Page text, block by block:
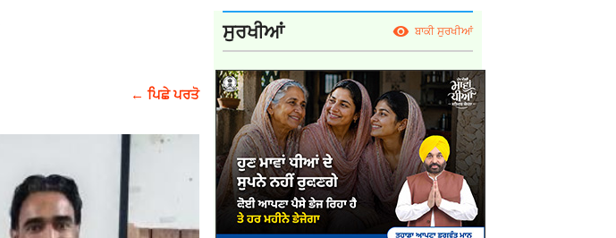
← ਪਿਛੇ ਪਰਤੋ
ਸੁਰਖੀਆਂ ਬਾਕੀ ਸੁਰਖੀਆਂ